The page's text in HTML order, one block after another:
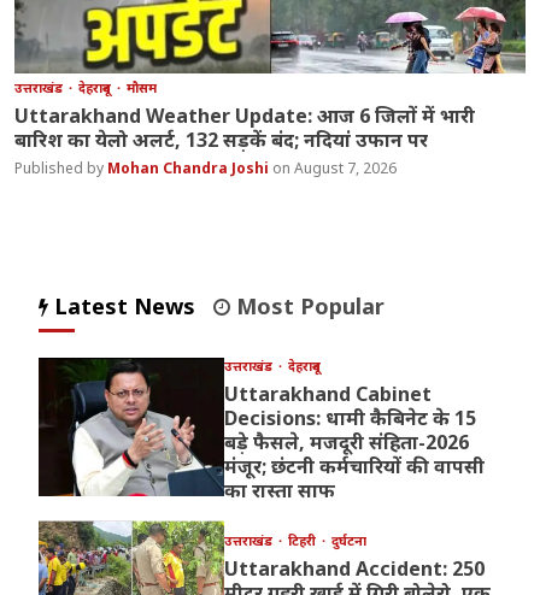
उत्तराखंड देहरादून मौसम
Uttarakhand Weather Update: आज 6 जिलों में भारी
बारिश का येलो अलर्ट, 132 सड़कें बंद; नदियां उफान पर
Mohan Chandra Joshi August 7, 2026
Latest News Most Popular
उत्तराखंड देहरादून
Uttarakhand Cabinet
Decisions: धामी कैबिनेट के 15
बड़े फैसले, मजदूरी संहिता-2026
मंजूर; छंटनी कर्मचारियों की वापसी
का रास्ता साफ
उत्तराखंड टिहरी दुर्घटना
Uttarakhand Accident: 250